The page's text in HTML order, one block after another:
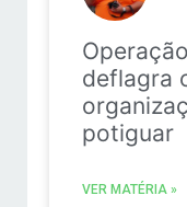
deflagra
potiguar
VER MATÉRIA »